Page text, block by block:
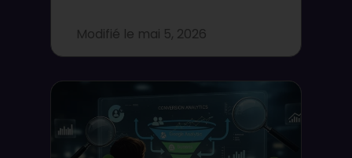
Modifié le mai 5, 2026